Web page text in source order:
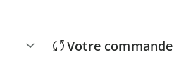
Votre commande